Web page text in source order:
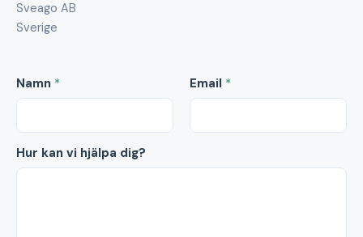
Sveago AB
Sverige
Namn * Email *
Hur kan vi hjälpa dig?